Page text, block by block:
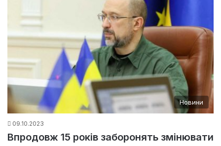
Новини
09.10.2023
Впродовж 15 років заборонять змінювати